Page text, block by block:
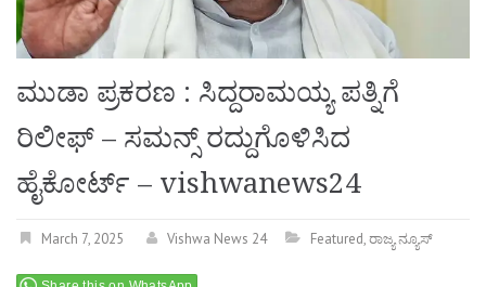
ಮುಡಾ ಪ್ರಕರಣ : ಸಿದ್ದರಾಮಯ್ಯ ಪತ್ನಿಗೆ
ರಿಲೀಫ್ – ಸಮನ್ಸ್ ರದ್ದುಗೊಳಿಸಿದ
ಹೈಕೋರ್ಟ್ – vishwanews24
March 7, 2025 Vishwa News 24 Featured,ರಾಜ್ಯ ನ್ಯೂಸ್